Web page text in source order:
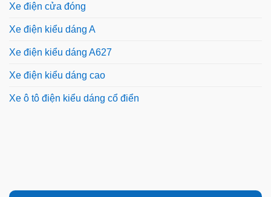
Xe điện cửa đóng
Xe điện kiểu dáng A
Xe điện kiểu dáng A627
Xe điện kiểu dáng cao
Xe ô tô điện kiểu dáng cổ điển